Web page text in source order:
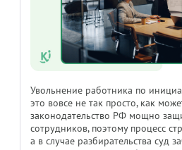
Увольнение работника по
это вовсе не так просто, как
законодательство РФ мощно
сотрудников, поэтому процесс
а в случае разбирательства суд